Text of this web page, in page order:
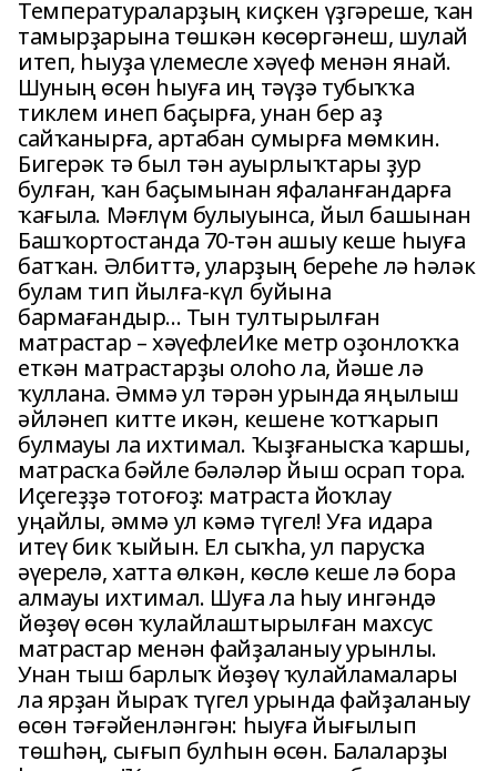
Температураларҙың киҫкен үҙгәреше, ҡан
тамырҙарына төшкән көсөргәнеш, шулай
итеп, һыуҙа үлемесле хәүеф менән янай.
Шуның өсөн һыуға иң тәүҙә тубыҡҡа
тиклем инеп баҫырға, унан бер аҙ
сайҡанырға, артабан сумырға мөмкин.
Бигерәк тә был тән ауырлыҡтары ҙур
булған, ҡан баҫымынан яфаланғандарға
ҡағыла. Мәғлүм булыуынса, йыл башынан
Башҡортостанда 70-тән ашыу кеше һыуға
батҡан. Әлбиттә, уларҙың береһе лә һәләк
булам тип йылға-күл буйына
бармағандыр... Тын тултырылған
матрастар – хәүефлеИке метр оҙонлоҡҡа
еткән матрастарҙы олоһо ла, йәше лә
ҡуллана. Әммә ул тәрән урында яңылыш
әйләнеп китте икән, кешене ҡотҡарып
булмауы ла ихтимал. Ҡыҙғанысҡа ҡаршы,
матрасҡа бәйле бәләләр йыш осрап тора.
Иҫегеҙҙә тотоғоҙ: матраста йоҡлау
уңайлы, әммә ул кәмә түгел! Уға идара
итеү бик ҡыйын. Ел сыҡһа, ул парусҡа
әүерелә, хатта өлкән, көслө кеше лә бора
алмауы ихтимал. Шуға ла һыу ингәндә
йөҙөү өсөн ҡулайлаштырылған махсус
матрастар менән файҙаланыу урынлы.
Унан тыш барлыҡ йөҙөү ҡулайламалары
ла ярҙан йыраҡ түгел урында файҙаланыу
өсөн тәғәйенләнгән: һыуға йығылып
төшһәң, сығып булһын өсөн. Балаларҙы